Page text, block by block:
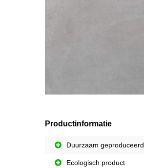
Productinformatie
Duurzaam geproduceerd
Ecologisch product